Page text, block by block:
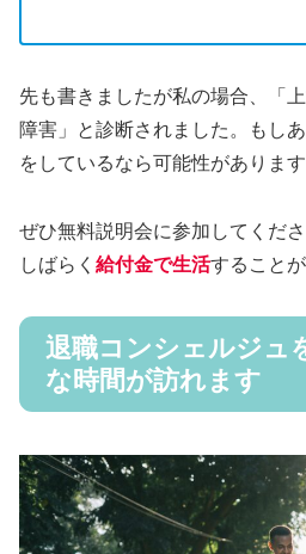
先も書きましたが私の場合、「
障害」と診断されました。もし
をしているなら可能性があります
ぜひ無料説明会に参加してくだ
しばらく 給付金で生活すること
退職コンシェルジュ
な時間が訪れます